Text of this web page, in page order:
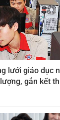
lưới giáo dục
gắn kết